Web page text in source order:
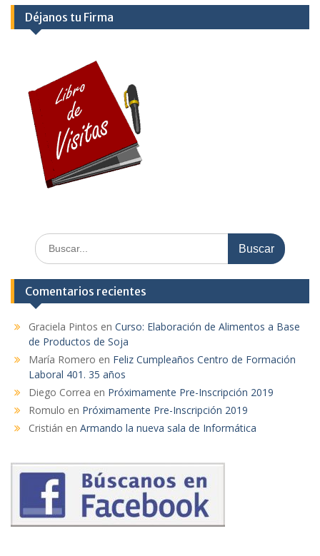
Déjanos tu Firma
Buscar:
Comentarios recientes
Graciela Pintos en Curso: Elaboración de Alimentos a Base
de Productos de Soja
María Romero en Feliz Cumpleaños Centro de Formación
Laboral 401. 35 años
Diego Correa en Próximamente Pre-Inscripción 2019
Romulo en Próximamente Pre-Inscripción 2019
Cristián en Armando la nueva sala de Informática